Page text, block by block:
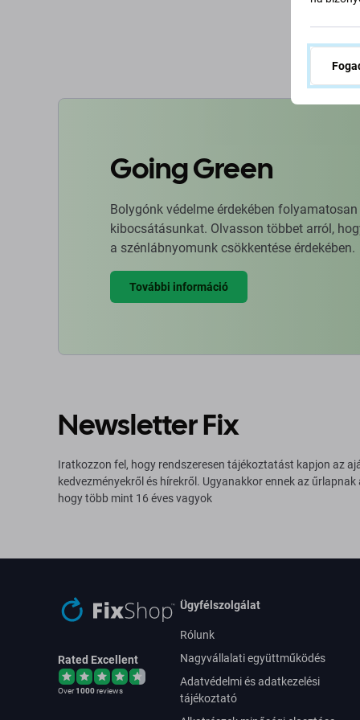
Going Green
Bolygónk védelme érdekében
kibocsátásunkat. Olvasson többet arról,
a szénlábnyomunk csökkentése érdekében.
További információ
Newsletter Fix
Iratkozzon fel, hogy rendszeresen tájékoztatást kapjon az
kedvezményekről és hírekről. Ugyanakkor ennek az
hogy több mint 16 éves vagyok
Rated Excellent
Over1000reviews
Ügyfélszolgálat
Rólunk
Nagyvállalati együttműködés
Adatvédelmi és adatkezelési
tájékoztató